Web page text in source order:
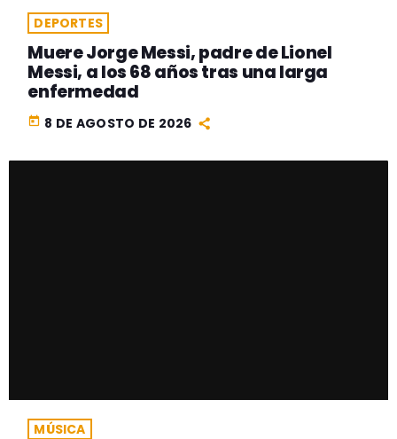
DEPORTES
Muere Jorge Messi, padre de Lionel
Messi, a los 68 años tras una larga
enfermedad
today 8 DE AGOSTO DE 2026
MÚSICA